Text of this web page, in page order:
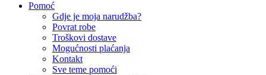
Pomoć
Gdje je moja narudžba?
Povrat robe
Troškovi dostave
Mogućnosti plaćanja
Kontakt
Sve teme pomoći